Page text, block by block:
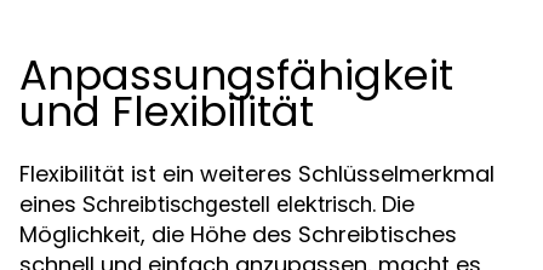
Anpassungsfähigkeit
und Flexibilität
Flexibilität ist ein weiteres Schlüsselmerkmal
eines Schreibtischgestell elektrisch. Die
Möglichkeit, die Höhe des Schreibtisches